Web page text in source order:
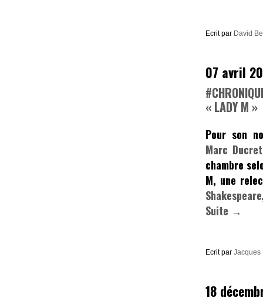
Ecrit par David
07 avril
« LADY M »
Pour son
Marc Ducret
chambre
M, une
Shakespeare
Suite →
Ecrit par Jacques
18